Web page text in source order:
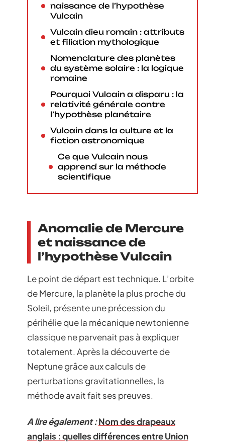
naissance de l’hypothèse
Vulcain
Vulcain dieu romain : attributs
et filiation mythologique
Nomenclature des planètes
du système solaire : la logique
romaine
Pourquoi Vulcain a disparu : la
relativité générale contre
l’hypothèse planétaire
Vulcain dans la culture et la
fiction astronomique
Ce que Vulcain nous
apprend sur la méthode
scientifique
Anomalie de Mercure
et naissance de
l’hypothèse Vulcain
Le point de départ est technique. L’orbite
de Mercure, la planète la plus proche du
Soleil, présente une précession du
périhélie que la mécanique newtonienne
classique ne parvenait pas à expliquer
totalement. Après la découverte de
Neptune grâce aux calculs de
perturbations gravitationnelles, la
méthode avait fait ses preuves.
A lire également :Nom des drapeaux
anglais : quelles différences entre Union